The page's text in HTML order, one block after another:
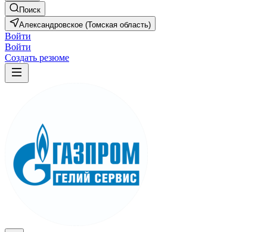
Поиск
Александровское (Томская область)
Войти
Войти
Создать резюме